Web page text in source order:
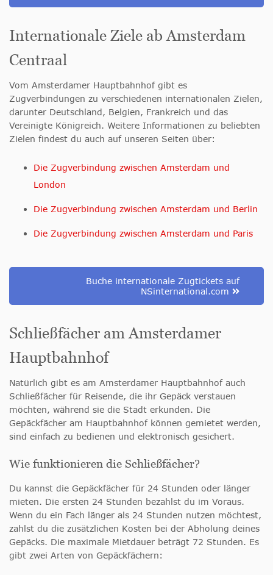
Internationale Ziele ab Amsterdam
Centraal
Vom Amsterdamer Hauptbahnhof gibt es
Zugverbindungen zu verschiedenen internationalen Zielen,
darunter Deutschland, Belgien, Frankreich und das
Vereinigte Königreich. Weitere Informationen zu beliebten
Zielen findest du auch auf unseren Seiten über:
Die Zugverbindung zwischen Amsterdam und
London
Die Zugverbindung zwischen Amsterdam und Berlin
Die Zugverbindung zwischen Amsterdam und Paris
Buche internationale Zugtickets auf
NSinternational.com
Schließfächer am Amsterdamer
Hauptbahnhof
Natürlich gibt es am Amsterdamer Hauptbahnhof auch
Schließfächer für Reisende, die ihr Gepäck verstauen
möchten, während sie die Stadt erkunden. Die
Gepäckfächer am Hauptbahnhof können gemietet werden,
sind einfach zu bedienen und elektronisch gesichert.
Wie funktionieren die Schließfächer?
Du kannst die Gepäckfächer für 24 Stunden oder länger
mieten. Die ersten 24 Stunden bezahlst du im Voraus.
Wenn du ein Fach länger als 24 Stunden nutzen möchtest,
zahlst du die zusätzlichen Kosten bei der Abholung deines
Gepäcks. Die maximale Mietdauer beträgt 72 Stunden. Es
gibt zwei Arten von Gepäckfächern: